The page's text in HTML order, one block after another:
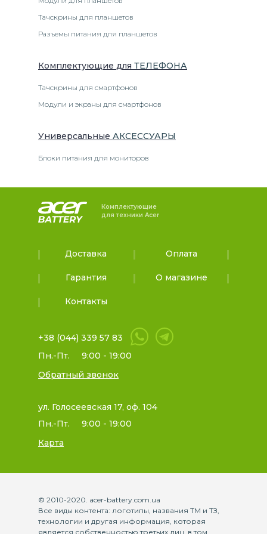
Тачскрины для планшетов
Разъемы питания для планшетов
Комплектующие для ТЕЛЕФОНА
Тачскрины для смартфонов
Модули и экраны для смартфонов
Универсальные АКСЕССУАРЫ
Блоки питания для мониторов
Комплектующие
для техники Acer
Доставка Оплата
Гарантия О магазине
Контакты
+38 (044) 339 57 83
Пн.-Пт.
9:00 - 19:00
Обратный звонок
ул. Голосеевская 17, оф. 104
Пн.-Пт.
9:00 - 19:00
Карта
© 2010-2020. acer-battery.com.ua
Все виды контента: логотипы, названия ТМ и ТЗ,
технологии и другая информация, которая
является собственностью третьих лиц, в том